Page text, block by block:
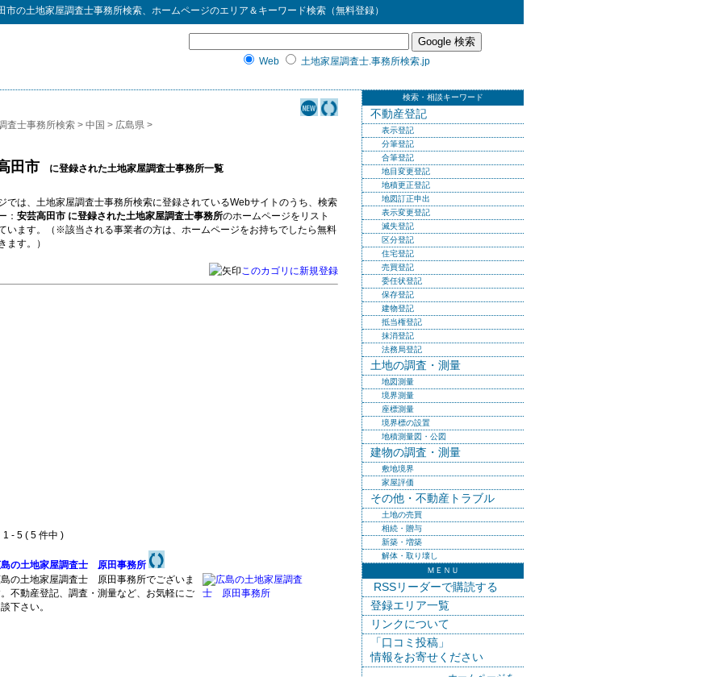
市の土地家屋調査士事務所検索、ホームページのエリア＆キーワード検索（無料登録）
Web 土地家屋調査士.事務所検索.jp
査士事務所検索 > 中国 > 広島県 >
田市 に登録された土地家屋調査士事務所一覧
では、土地家屋調査士事務所検索に登録されているWebサイトのうち、検索
： 安芸高田市 に登録された土地家屋調査士事務所のホームページをリスト
います。（※該当される事業者の方は、ホームページをお持ちでしたら無料
ます。）
このカゴリに新規登録
5 ( 5 件中 )
の土地家屋調査士 原田事務所
の土地家屋調査士 原田事務所でございま
不動産登記、調査・測量など、お気軽にご
下さい。
検索・相談キーワード
不動産登記
表示登記
分筆登記
合筆登記
地目変更登記
地積更正登記
地図訂正申出
表示変更登記
滅失登記
区分登記
住宅登記
売買登記
委任状登記
保存登記
建物登記
抵当権登記
抹消登記
法務局登記
土地の調査・測量
地図測量
境界測量
座標測量
境界標の設置
地積測量図・公図
建物の調査・測量
敷地境界
家屋評価
その他・不動産トラブル
土地の売買
相続・贈与
新築・増築
解体・取り壊し
ＭＥＮＵ
RSSリーダーで購読する
登録エリア一覧
リンクについて
「口コミ投稿」
情報をお寄せください